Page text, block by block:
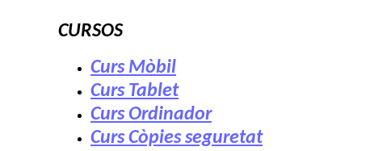
CURSOS
Curs Mòbil
Curs Tablet
Curs Ordinador
Curs Còpies seguretat